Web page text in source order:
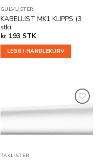
GULVLISTER
KABELLIST MK1 KLIPPS (3
stk)
kr193 STK
LEGG I HANDLEKURV
ønskeliste
TAKLISTER